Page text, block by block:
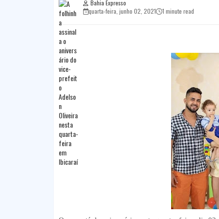
Bahia Expresso
quarta-feira, junho 02, 2021
1 minute read